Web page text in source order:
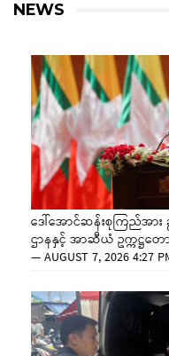
NEWS
ဒေါ်အောင်ဆန်းစုကြည်အား ခ
ဌာနနှင့် အာဆီယံ ဥက္ကဋ္ဌတေ
—AUGUST 7, 2026 4:27